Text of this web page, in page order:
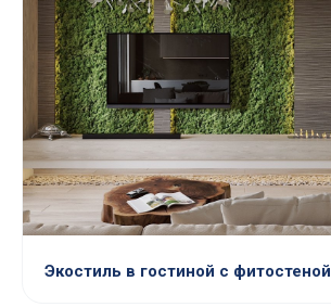
Экостиль в гостиной с фитостеной